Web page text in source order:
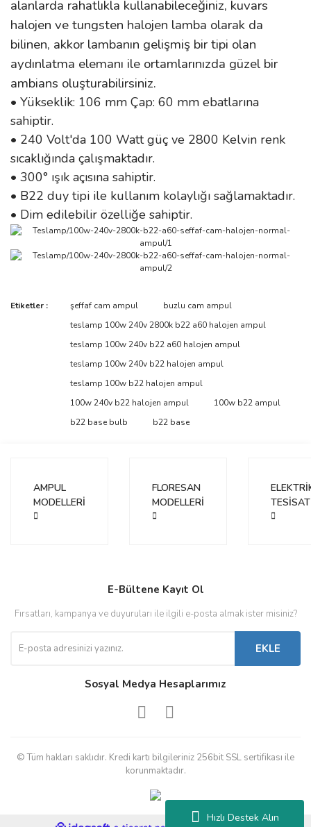
Hızlı Destek Alın
alanlarda rahatlıkla kullanabileceğiniz, kuvars
halojen ve tungsten halojen lamba olarak da
bilinen, akkor lambanın gelişmiş bir tipi olan
aydınlatma elemanı ile ortamlarınızda güzel bir
ambians oluşturabilirsiniz.
• Yükseklik: 106 mm Çap: 60 mm ebatlarına
sahiptir.
• 240 Volt'da 100 Watt güç ve 2800 Kelvin renk
sıcaklığında çalışmaktadır.
• 300° ışık açısına sahiptir.
• B22 duy tipi ile kullanım kolaylığı sağlamaktadır.
• Dim edilebilir özelliğe sahiptir.
Bu ürüne ilk yorumu siz yapın!
Yorum Yaz
Bu ürünün fiyat bilgisi, resim, ürün açıklamalarında ve diğer
tarafımıza iletebilirsiniz.
Görüş ve önerileriniz için teşekkür ederiz.
Ürün resmi kalitesiz, bozuk veya görüntülenemiyor.
Ürün açıklamasında eksik bilgiler bulunuyor.
Ürün bilgilerinde hatalar bulunuyor.
Etiketler : şeffaf cam ampul
buzlu cam ampul
teslamp 100w 240v 2800k b22 a60 halojen ampul
teslamp 100w 240v b22 a60 halojen ampul
teslamp 100w 240v b22 halojen ampul
teslamp 100w b22 halojen ampul
100w 240v b22 halojen ampul
100w b22 ampul
b22 base bulb
b22 base
AMPUL
MODELLERİ
FLORESAN
MODELLERİ
TESİSAT
E-Bültene Kayıt Ol
Fırsatları, kampanya ve duyuruları ile ilgili e-posta almak ister misiniz?
EKLE
Sosyal Medya Hesaplarımız
© Tüm hakları saklıdır. Kredi kartı bilgileriniz 256bit SSL sertifikası ile
korunmaktadır.